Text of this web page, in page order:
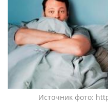
Источник фото: